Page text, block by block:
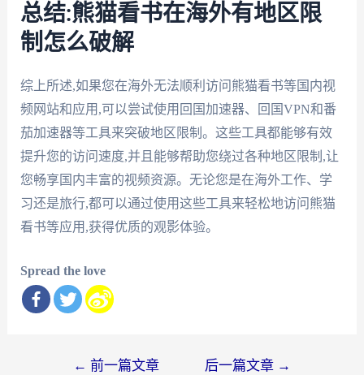
总结:熊猫看书在海外有地区限
制怎么破解
综上所述,如果您在海外无法顺利访问熊猫看书等国内视
频网站和应用,可以尝试使用回国加速器、回国VPN和番
茄加速器等工具来突破地区限制。这些工具都能够有效
提升您的访问速度,并且能够帮助您绕过各种地区限制,让
您畅享国内丰富的视频资源。无论您是在海外工作、学
习还是旅行,都可以通过使用这些工具来轻松地访问熊猫
看书等应用,获得优质的观影体验。
Spread the love
← 前一篇文章 后一篇文章 →